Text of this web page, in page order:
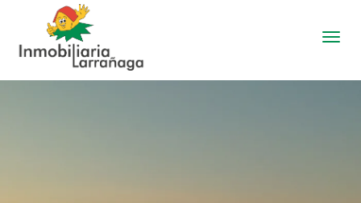
Inmobiliaria Larrañaga | Salto - Uruguay